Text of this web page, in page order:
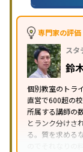
特徴
応
※2023年3月調査。
専門家の評価
スタ
鈴
個別教室のトラ
直営で600超の
所属する講師の
とランク分けさ
る。質を求める
のでそれなりの